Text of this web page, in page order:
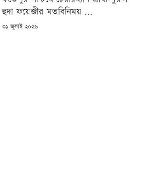
হুদা ফয়েজীর মতবিনিময় ...
POSTED
৩১ জুলাই ২০২৬